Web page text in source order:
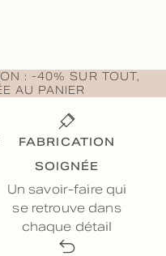
: -40% SUR TOUT,
AU PANIER
FABRICATION
SOIGNÉE
Un savoir-faire qui
se retrouve dans
chaque détail